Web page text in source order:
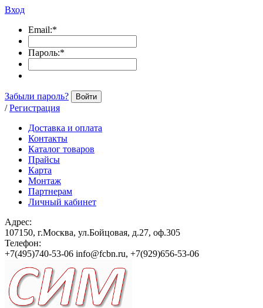
Вход
Email:*
Пароль:*
Забыли пароль? Войти
/ Регистрация
Доставка и оплата
Контакты
Каталог товаров
Прайсы
Карта
Монтаж
Партнерам
Личный кабинет
Адрес:
107150, г.Москва, ул.Бойцовая, д.27, оф.305
Телефон:
+7(495)740-53-06 info@fcbn.ru, +7(929)656-53-06